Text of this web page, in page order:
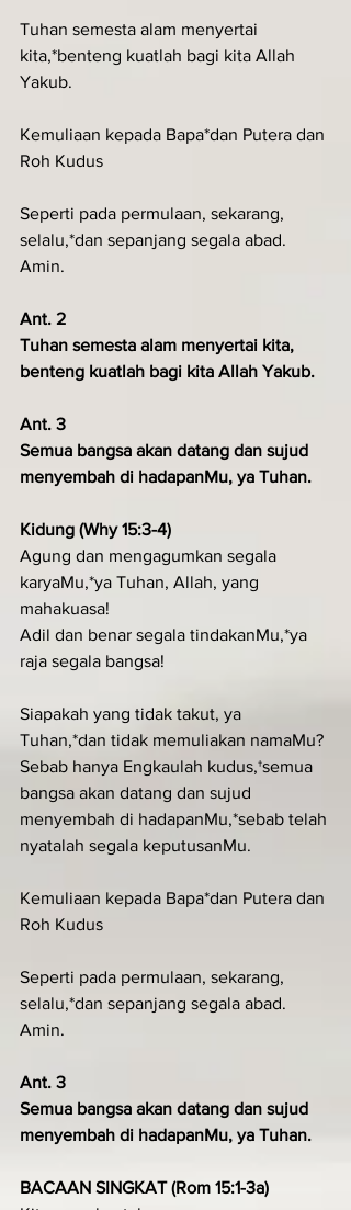
Tuhan semesta alam menyertai
kita,*benteng kuatlah bagi kita Allah
Yakub.
Kemuliaan kepada Bapa*dan Putera dan
Roh Kudus
Seperti pada permulaan, sekarang,
selalu,*dan sepanjang segala abad.
Amin.
Ant. 2
Tuhan semesta alam menyertai kita,
benteng kuatlah bagi kita Allah Yakub.
Ant. 3
Semua bangsa akan datang dan sujud
menyembah di hadapanMu, ya Tuhan.
Kidung (Why 15:3-4)
Agung dan mengagumkan segala
karyaMu,*ya Tuhan, Allah, yang
mahakuasa!
Adil dan benar segala tindakanMu,*ya
raja segala bangsa!
Siapakah yang tidak takut, ya
Tuhan,*dan tidak memuliakan namaMu?
Sebab hanya Engkaulah kudus,†semua
bangsa akan datang dan sujud
menyembah di hadapanMu,*sebab telah
nyatalah segala keputusanMu.
Kemuliaan kepada Bapa*dan Putera dan
Roh Kudus
Seperti pada permulaan, sekarang,
selalu,*dan sepanjang segala abad.
Amin.
Ant. 3
Semua bangsa akan datang dan sujud
menyembah di hadapanMu, ya Tuhan.
BACAAN SINGKAT (Rom 15:1-3a)